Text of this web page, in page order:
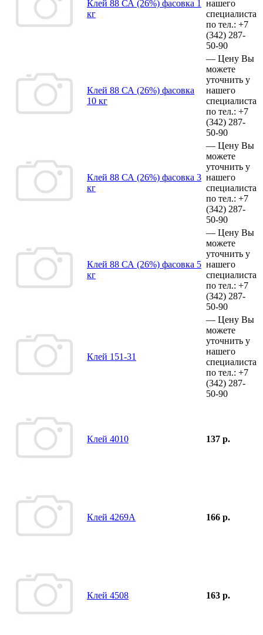
Клей 88 СА (26%) фасовка 1
кг
нашего
специалиста
по тел.: +7
(342) 287-
50-90
Клей 88 СА (26%) фасовка
10 кг
— Цену Вы
можете
уточнить у
нашего
специалиста
по тел.: +7
(342) 287-
50-90
Клей 88 СА (26%) фасовка 3
кг
— Цену Вы
можете
уточнить у
нашего
специалиста
по тел.: +7
(342) 287-
50-90
Клей 88 СА (26%) фасовка 5
кг
— Цену Вы
можете
уточнить у
нашего
специалиста
по тел.: +7
(342) 287-
50-90
Клей 151-31
— Цену Вы
можете
уточнить у
нашего
специалиста
по тел.: +7
(342) 287-
50-90
Клей 4010 137 р.
Клей 4269А 166 р.
Клей 4508 163 р.